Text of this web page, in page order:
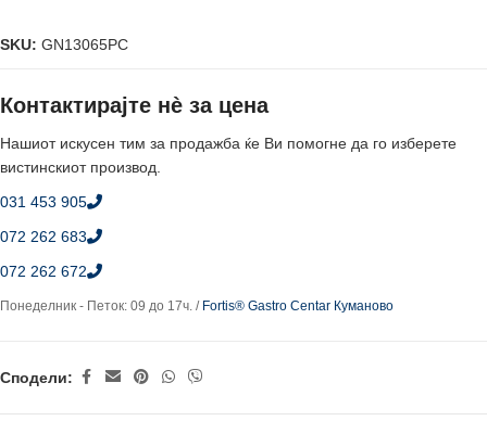
SKU: GN13065PC
Контактирајте нè за цена
Нашиот искусен тим за продажба ќе Ви помогне да го изберете
вистинскиот производ.
031 453 905
072 262 683
072 262 672
Понеделник - Петок: 09 до 17ч. / Fortis® Gastro Centar Куманово
Сподели: